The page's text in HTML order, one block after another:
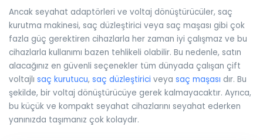
Ancak seyahat adaptörleri ve voltaj dönüştürücüler, saç
kurutma makinesi, saç düzleştirici veya saç maşası gibi çok
fazla güç gerektiren cihazlarla her zaman iyi çalışmaz ve bu
cihazlarla kullanımı bazen tehlikeli olabilir. Bu nedenle, satın
alacağınız en güvenli seçenekler tüm dünyada çalışan çift
voltajlı saç kurutucu, saç düzleştirici veya saç maşası dır. Bu
şekilde, bir voltaj dönüştürücüye gerek kalmayacaktır. Ayrıca,
bu küçük ve kompakt seyahat cihazlarını seyahat ederken
yanınızda taşımanız çok kolaydır.